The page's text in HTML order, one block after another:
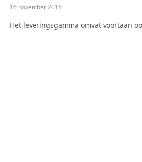
16 november 2016
Het leveringsgamma omvat voortaan